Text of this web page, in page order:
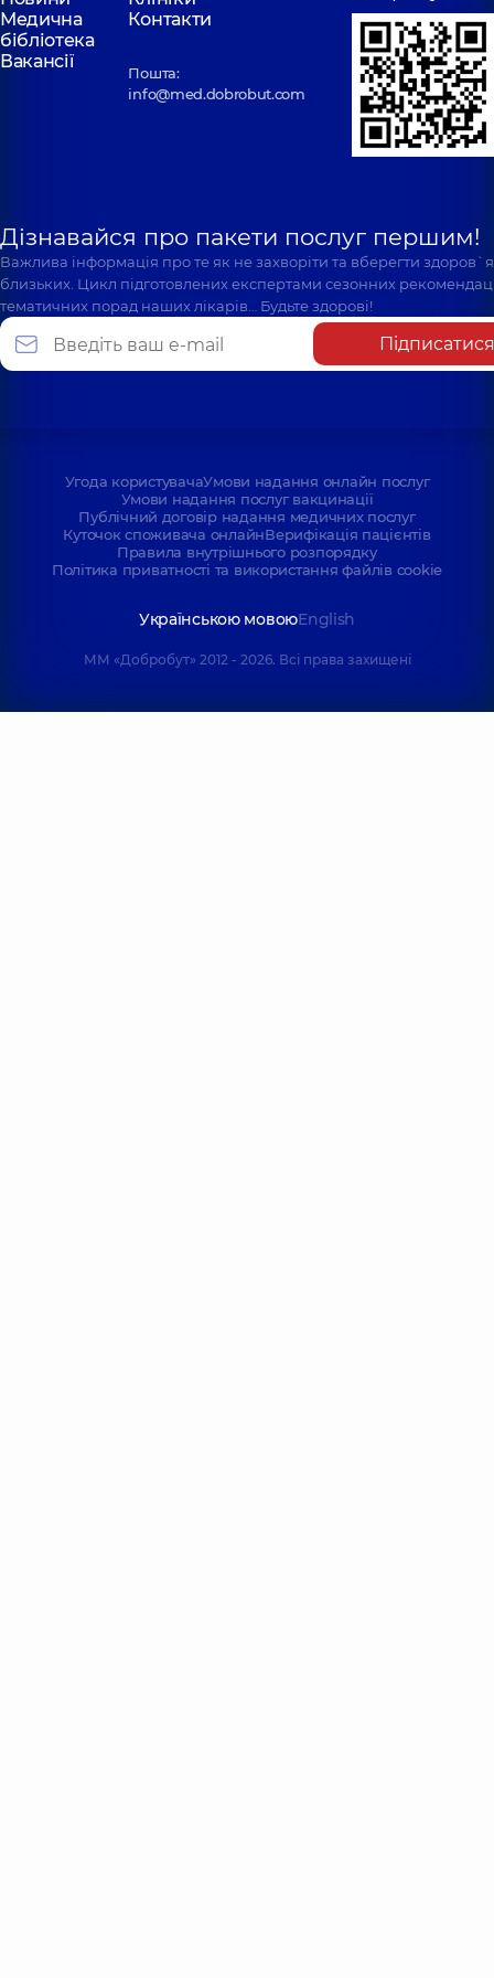
Медична
бібліотека
Контакти
Вакансії
Пошта:
info@med.dobrobut.com
Дізнавайся про пакети послуг першим!
Важлива інформація про те як не захворіти та вберегти
близьких. Цикл підготовлених експертами сезонних
тематичних порад наших лікарів… Будьте здорові!
Підписатися
Угода користувачаУмови надання онлайн послуг
Умови надання послуг вакцинації
Публічний договір надання медичних послуг
Куточок споживача онлайнВерифікація пацієнтів
Правила внутрішнього розпорядку
Політика приватності та використання файлів cookie
Українською мовоюEnglish
ММ «Добробут» 2012 - 2026. Всі права захищені